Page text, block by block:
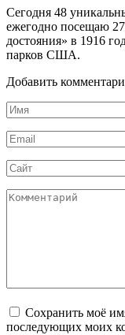
Сегодня 48
ежегодно посещаю
достояния» в 1916
парков США.
Добавить
Имя
*
Email
*
Сайт
Комментарий
Сохранить моё
последующих моих